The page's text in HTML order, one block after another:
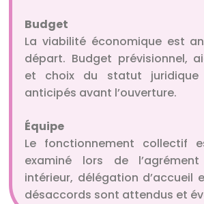
Budget
La viabilité économique est
départ. Budget prévisionnel,
et choix du statut juridique
anticipés avant l’ouverture.
Équipe
Le fonctionnement collectif
examiné lors de
intérieur, délégation d’accueil
désaccords sont attendus et